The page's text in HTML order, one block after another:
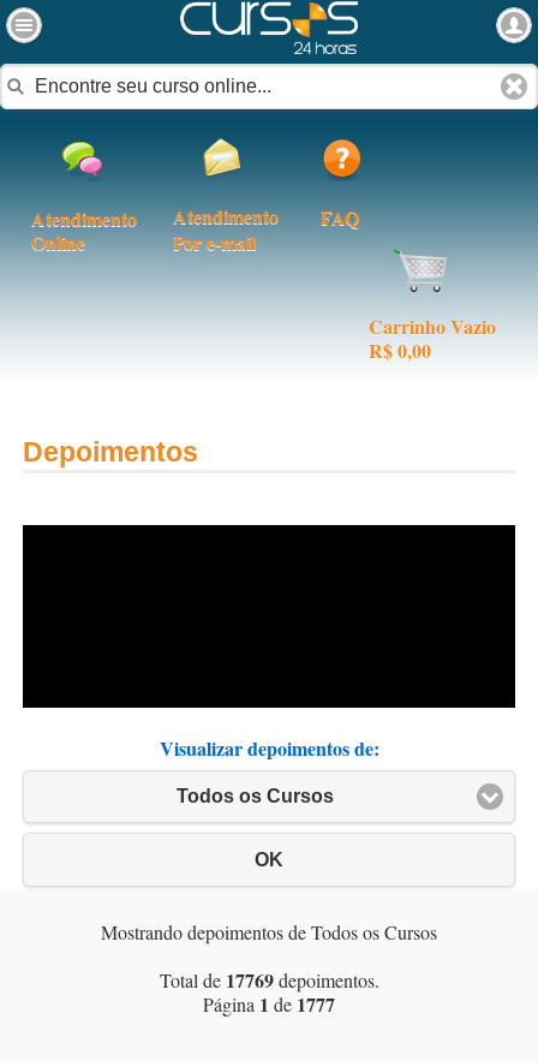
Atendimento
Online
Atendimento
Por e-mail
FAQ
Carrinho Vazio
R$ 0,00
Depoimentos
Visualizar depoimentos de:
Todos os Cursos
OK
Mostrando depoimentos de Todos os Cursos
Total de 17769depoimentos.
Página 1 de 1777